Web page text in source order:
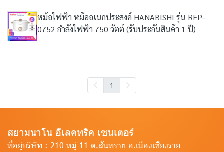
หม้อไฟฟ้า หม้ออเนกประสงค์ HANABISHI รุ่น REP-
0752 กำลังไฟฟ้า 750 วัตต์ (รับประกันสินค้า 1 ปี)
1
สยามนาโน อีเลคทริค เซนเตอร์
ที่อยู่บริษัท : 210 หมู่ 11 ต.สันทราย อ.เมืองเชียงราย